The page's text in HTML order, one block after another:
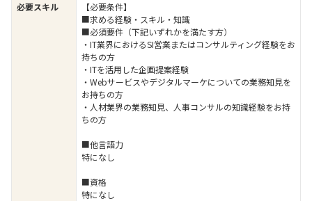
必要スキル
【必要条件】
■求める経験・スキル・知識
■必須要件（下記いずれかを満たす方）
・IT業界におけるSI営業またはコンサルティング経験をお
持ちの方
・ITを活用した企画提案経験
・Webサービスやデジタルマーケについての業務知見を
お持ちの方
・人材業界の業務知見、人事コンサルの知識経験をお持
ちの方
■他言語力
特になし
■資格
特になし